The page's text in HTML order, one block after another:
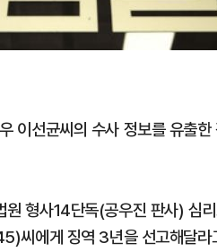
이선균씨의 수사 정보를 유출
형사14단독(공우진 판사) 심
씨에게 징역 3년을 선고해달라